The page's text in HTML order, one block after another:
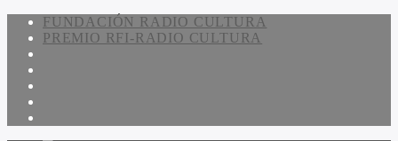
FUNDACIÓN RADIO CULTURA
PREMIO RFI-RADIO CULTURA